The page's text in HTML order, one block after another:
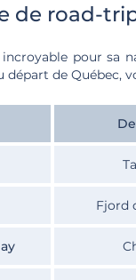
de road-
pour sa
départ de Québec,
Fjord